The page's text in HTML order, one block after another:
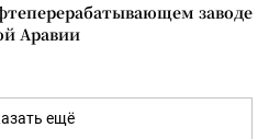
заводе
Аравии
ещё